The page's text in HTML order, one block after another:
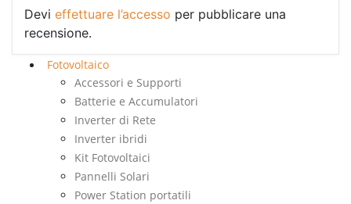
Devi effettuare l’accesso per pubblicare una
recensione.
Fotovoltaico
Accessori e Supporti
Batterie e Accumulatori
Inverter di Rete
Inverter ibridi
Kit Fotovoltaici
Pannelli Solari
Power Station portatili